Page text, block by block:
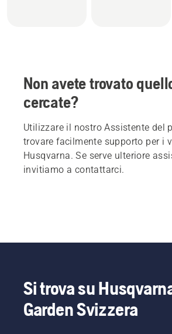
Non avete trovato
cercate?
Utilizzare il nostro Assistente del
trovare facilmente supporto per i
Husqvarna. Se serve ulteriore
invitiamo a contattarci.
Si trova su
Garden Svizzera